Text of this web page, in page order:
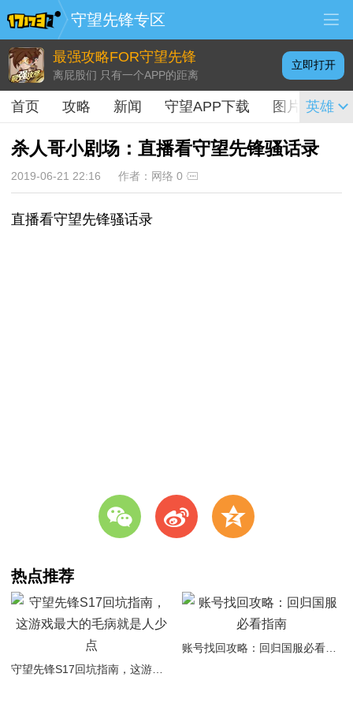
守望先锋专区
最强攻略FOR守望先锋
离屁股们 只有一个APP的距离
立即打开
首页 攻略 新闻 守望APP下载 图片 视频
英雄
杀人哥小剧场：直播看守望先锋骚话录
2019-06-21 22:16 作者：网络 0
直播看守望先锋骚话录
w t z
热点推荐